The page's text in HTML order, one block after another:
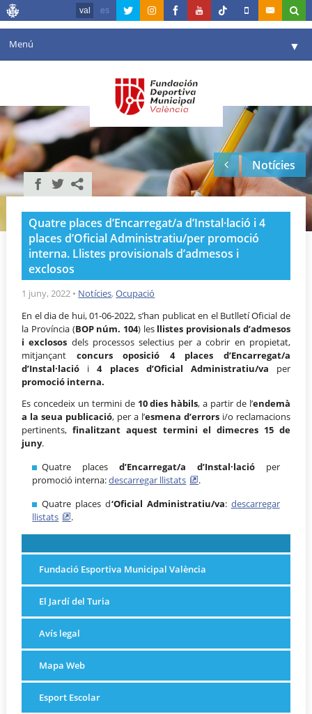
val es
Menú ▼
Agenda
Instal·lacions ▼
Comunicació ▼
València en esport
Portal de Transparència
Reserves
Notícies
Quatre places d’Encarregat/a d’Instal·lació i 4
places d’Oficial Administratiu/per promoció
interna. Llistes provisionals d’admesos i
exclosos
1 juny, 2022 • Notícies,Ocupació
En el dia de hui, 01-06-2022, s’han publicat en el Butlletí Oficial de
la Província (BOP núm. 104) les llistes provisionals d’admesos
i exclosos dels processos selectius per a cobrir en propietat,
mitjançant concurs oposició 4 places d’Encarregat/a
d’Instal·lació i4 places d’Oficial Administratiu/va per
promoció interna.
Es concedeix un termini de 10 dies hàbils, a partir de l’endemà
a la seua publicació, per a l’esmena d’errorsi/o reclamacions
pertinents,finalitzant aquest termini el dimecres 15 de
juny.
Quatre places d’Encarregat/a d’Instal·lacióper
promoció interna:descarregar llistats
.
Quatre places d‘Oficial Administratiu/va: descarregar
llistats
.
Fundació Esportiva Municipal València
El Jardí del Turia
Avís legal
Mapa Web
Esport Escolar